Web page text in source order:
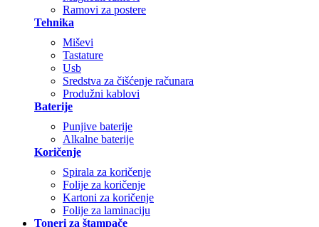
Ramovi za postere
Tehnika
Miševi
Tastature
Usb
Sredstva za čišćenje računara
Produžni kablovi
Baterije
Punjive baterije
Alkalne baterije
Koričenje
Spirala za koričenje
Folije za koričenje
Kartoni za koričenje
Folije za laminaciju
Toneri za štampače